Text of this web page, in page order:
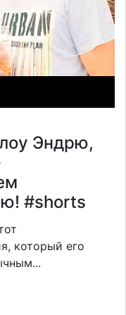
Эндрю,
#shorts
который его